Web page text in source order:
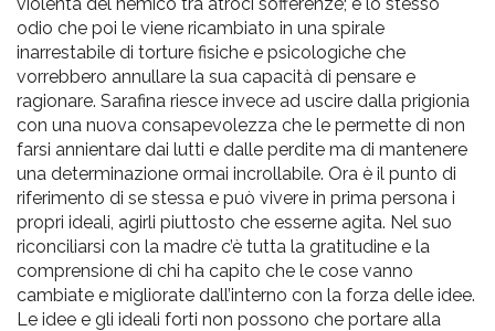
odio che poi le viene ricambiato in una spirale
inarrestabile di torture fisiche e psicologiche che
vorrebbero annullare la sua capacità di pensare e
ragionare. Sarafina riesce invece ad uscire dalla prigionia
con una nuova consapevolezza che le permette di non
farsi annientare dai lutti e dalle perdite ma di mantenere
una determinazione ormai incrollabile. Ora è il punto di
riferimento di se stessa e può vivere in prima persona i
propri ideali, agirli piuttosto che esserne agita. Nel suo
riconciliarsi con la madre c’è tutta la gratitudine e la
comprensione di chi ha capito che le cose vanno
cambiate e migliorate dall’interno con la forza delle idee.
Le idee e gli ideali forti non possono che portare alla